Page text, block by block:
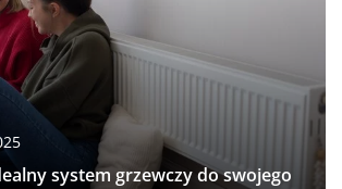
system grzewczy do swojego